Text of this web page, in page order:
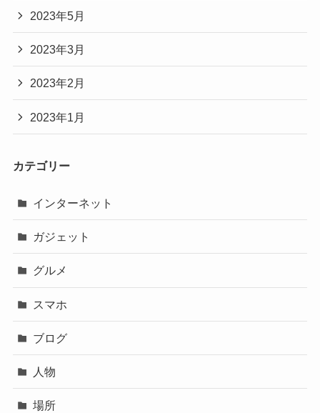
2023年5月
2023年3月
2023年2月
2023年1月
カテゴリー
インターネット
ガジェット
グルメ
スマホ
ブログ
人物
場所